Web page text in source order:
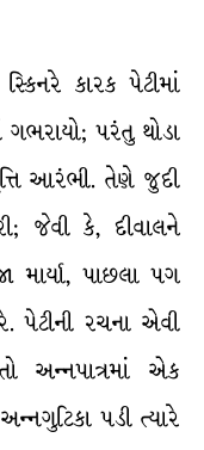
કારક પેટીમાં
પરંતુ થોડા
આરંભી. તેણે જુદી
જેવી કે, દીવાલને
માર્યા, પાછલા પગ
પેટીની રચના એવી
અન્નપાત્રમાં એક
પડી ત્યારે